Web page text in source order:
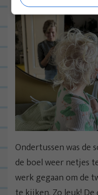
Ondertussen was de
de boel weer netjes
werk gegaan om de